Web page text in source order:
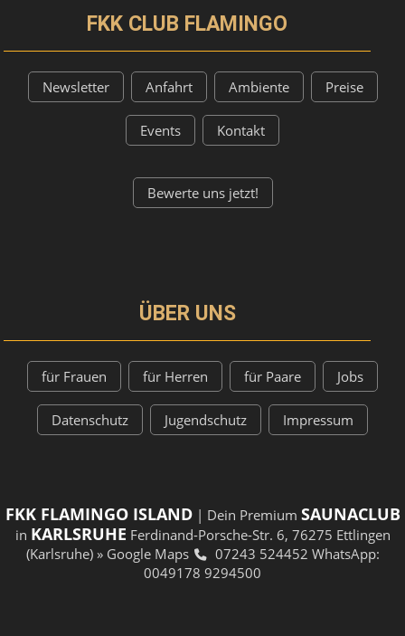
FKK CLUB FLAMINGO
Newsletter Anfahrt Ambiente Preise
Events Kontakt
Bewerte uns jetzt!
ÜBER UNS
für Frauen für Herren für Paare Jobs
Datenschutz Jugendschutz Impressum
FKK FLAMINGO ISLAND| Dein Premium SAUNACLUB
in KARLSRUHE Ferdinand-Porsche-Str. 6, 76275 Ettlingen
(Karlsruhe) » Google Maps 07243 524452 WhatsApp:
0049178 9294500